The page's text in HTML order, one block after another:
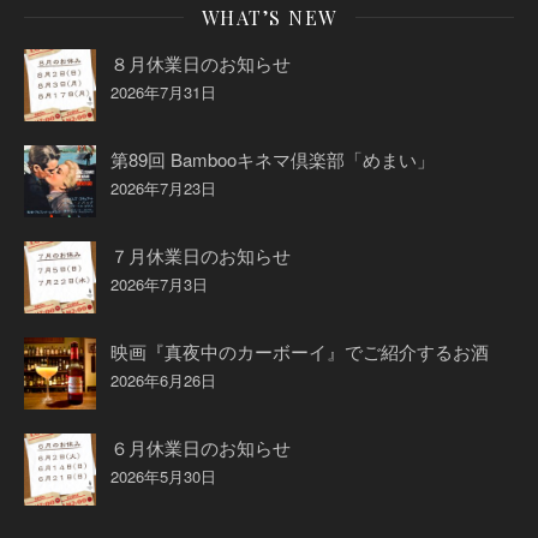
WHAT’S NEW
８月休業日のお知らせ
2026年7月31日
第89回 Bambooキネマ倶楽部「めまい」
2026年7月23日
７月休業日のお知らせ
2026年7月3日
映画『真夜中のカーボーイ』でご紹介するお酒
2026年6月26日
６月休業日のお知らせ
2026年5月30日